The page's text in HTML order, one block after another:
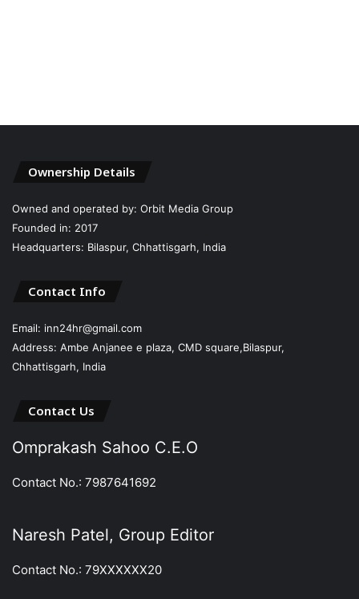
Ownership Details
Owned and operated by: Orbit Media Group
Founded in: 2017
Headquarters: Bilaspur, Chhattisgarh, India
Contact Info
Email: inn24hr@gmail.com
Address: Ambe Anjanee e plaza, CMD square,Bilaspur,
Chhattisgarh, India
Contact Us
Omprakash Sahoo C.E.O
Contact No.: 7987641692
Naresh Patel, Group Editor
Contact No.: 79XXXXXX20